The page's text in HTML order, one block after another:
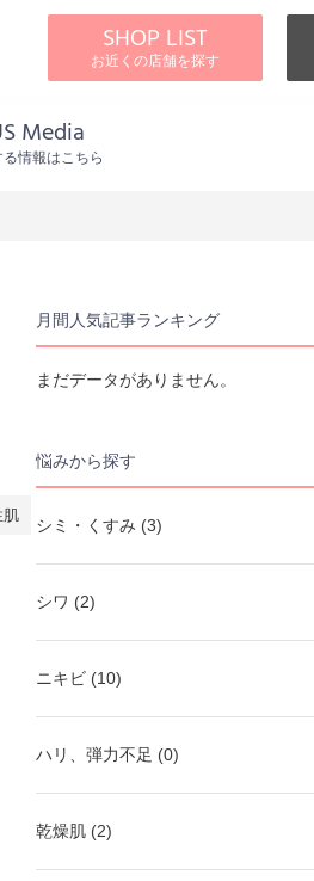
Media
情報はこちら
SHOP LIST
お近くの店舗を探す
肌
月間人気記事ランキング
まだデータがありません。
悩みから探す
シミ・くすみ (3)
シワ (2)
ニキビ (10)
ハリ、弾力不足 (0)
乾燥肌 (2)